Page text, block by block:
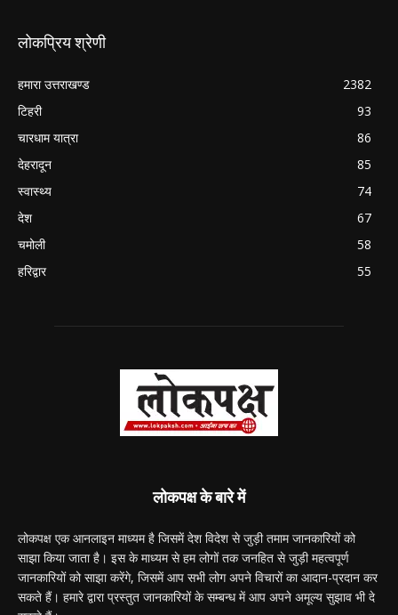
लोकप्रिय श्रेणी
हमारा उत्तराखण्ड
2382
टिहरी
93
चारधाम यात्रा
86
देहरादून
85
स्वास्थ्य
74
देश
67
चमोली
58
हरिद्वार
55
लोकपक्ष के बारे में
लोकपक्ष एक आनलाइन माध्यम है जिसमें देश विदेश से जुड़ी तमाम जानकारियों को
साझा किया जाता है। इस के माध्यम से हम लोगों तक जनहित से जुड़ी महत्वपूर्ण
जानकारियों को साझा करेंगे, जिसमें आप सभी लोग अपने विचारों का आदान-प्रदान कर
सकते हैं। हमारे द्वारा प्रस्तुत जानकारियों के सम्बन्ध में आप अपने अमूल्य सुझाव भी दे